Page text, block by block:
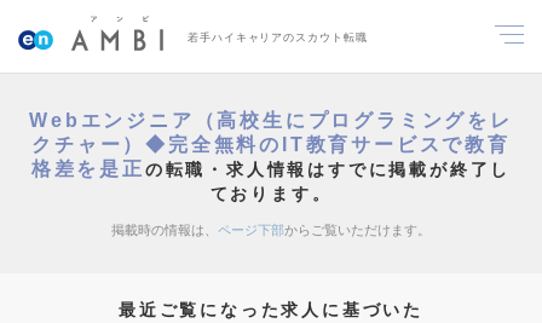
若手ハイキャリアのスカウト転職
Webエンジニア（高校生にプログラミングをレ
クチャー）◆完全無料のIT教育サービスで教育
格差を是正の転職・求人情報はすでに掲載が終了し
ております。
掲載時の情報は、 ページ下部からご覧いただけます。
最近ご覧になった求人に基づいた